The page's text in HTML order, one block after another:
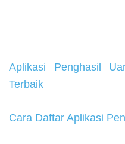
Aplikasi Penghasil
Terbaik
Cara Daftar Aplikasi